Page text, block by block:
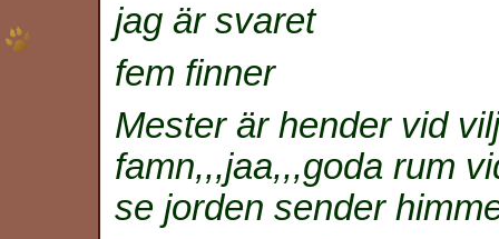
jag är svaret
fem finner
Mester är hender vid
famn,,,jaa,,,goda rum
se jorden sender